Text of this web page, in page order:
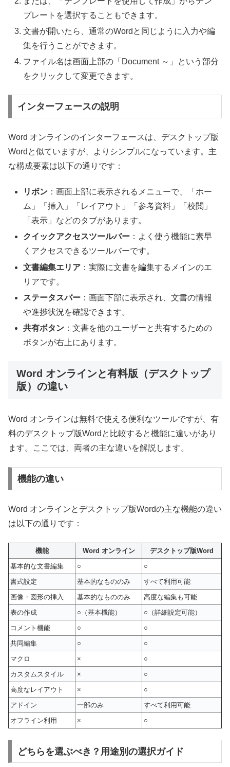
プレートを選択することもできます。
文書が開いたら、通常のWordと同じように入力や編
集を行うことができます。
ファイル名は画面上部の「Document ～」という部分
をクリックして変更できます。
インターフェースの説明
Word オンラインのインターフェースは、デスクトップ版
Wordと似ていますが、よりシンプルになっています。主
な構成要素は以下の通りです：
リボン ：画面上部に表示されるメニューで、「ホー
ム」「挿入」「レイアウト」「参考資料」「校閲」
「表示」などのタブがあります。
クイックアクセスツールバー ：よく使う機能に素早
くアクセスできるツールバーです。
文書編集エリア ：実際に文書を編集するメインのエ
リアです。
ステータスバー ：画面下部に表示され、文書の情報
や進捗状況を確認できます。
共有ボタン ：文書を他のユーザーと共有するための
ボタンが右上にあります。
Word オンラインと有料版（デスクトップ
版）の違い
Word オンラインは無料で使える便利なツールですが、有
料のデスクトップ版Wordと比較すると機能に違いがあり
ます。ここでは、両者の主な違いを解説します。
機能の違い
Word オンラインとデスクトップ版Wordの主な機能の違い
は以下の通りです：
機能 Word オンライン
デスクトップ版Word
基本的な文書編集
○
○
書式設定
基本的なもののみ
すべて利用可能
画像・図形の挿入
基本的なもののみ
高度な編集も可能
表の作成
○（基本機能）
○（詳細設定可能）
コメント機能
○
○
共同編集
○
○
マクロ
×
○
カスタムスタイル
×
○
高度なレイアウト
×
○
アドイン
一部のみ
すべて利用可能
オフライン利用
× ○
どちらを選ぶべき？用途別の選択ガイド